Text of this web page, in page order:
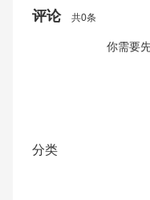
评论 共0条
你需要
分类